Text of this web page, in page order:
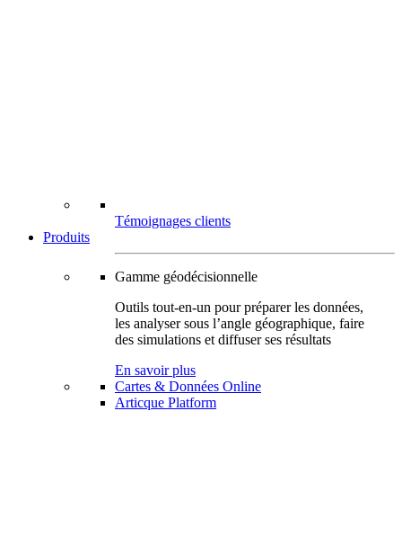
Témoignages clients
Produits
Gamme géodécisionnelle
Outils tout-en-un pour préparer les données,
les analyser sous l’angle géographique, faire
des simulations et diffuser ses résultats
En savoir plus
Cartes & Données Online
Articque Platform